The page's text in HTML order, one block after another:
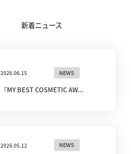
新着ニュース
2026.06.15 NEWS
『MY BEST COSMETIC AW...
2026.05.12 NEWS